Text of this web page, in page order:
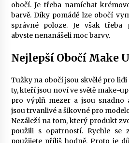
obočí. Je třeba namíchat
barvě. Díky pomádě lze obočí
správné poloze. Je však třeba
abyste nenanášeli moc barvy.
Nejlepší Obočí Make
Tužky na obočí jsou skvělé pro
ty, kteří jsou noví ve světě make-
pro výplň mezer a jsou snadno
jsou trvanlivé a šikovné pro
Nezáleží na tom, který produkt
použili s opatrností. Rychle se
použijete příliš hodně. Proto je